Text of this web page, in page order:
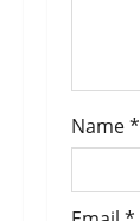
o
n
Name*